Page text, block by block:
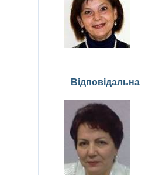
Відповідальна